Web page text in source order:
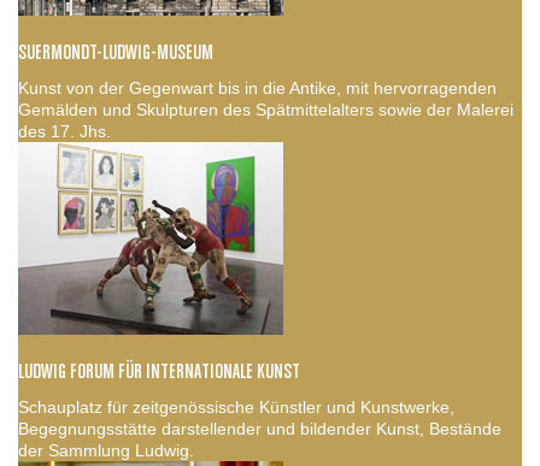
SUERMONDT-LUDWIG-MUSEUM
Kunst von der Gegenwart bis in die Antike, mit hervorragenden
Gemälden und Skulpturen des Spätmittelalters sowie der Malerei
des 17. Jhs.
LUDWIG FORUM FÜR INTERNATIONALE KUNST
Schauplatz für zeitgenössische Künstler und Kunstwerke,
Begegnungsstätte darstellender und bildender Kunst, Bestände
der Sammlung Ludwig.